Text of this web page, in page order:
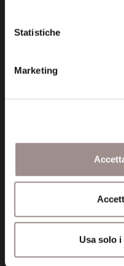
Statistiche
Marketing
Usa solo
Whistleblowing
Menu